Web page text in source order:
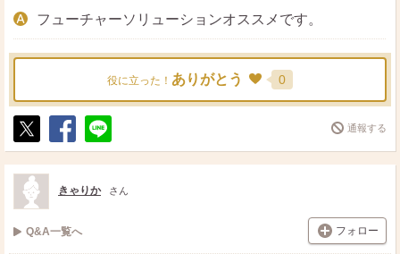
フューチャーソリューションオススメです。
役に立った！ ありがとう 0
ポ
ス
ト
シ
ェ
送
る
通報する
きゃりか さん
Q&A一覧へ フォロー